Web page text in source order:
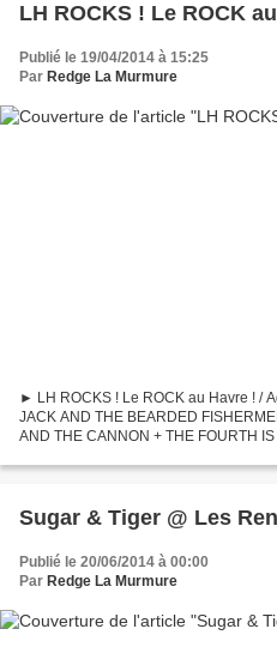
LH ROCKS ! Le
Publié le 19/04/2014 à 15:25
Par Redge La Murmure
► LH ROCKS ! Le ROCK au Havre ! / Agenda
JACK AND THE BEARDED
AND THE CANNON + THE FOURTH
Sugar & Tiger @ Les
Publié le 20/06/2014 à 00:00
Par Redge La Murmure